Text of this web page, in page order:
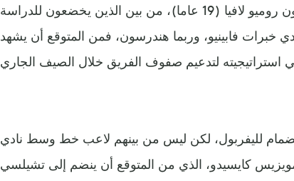
وطُرح اسم لاعب خط وسط ساوثهامبتون روميو لافيا (19 عاما)، من بين الذين يخضعون للدراسة
خبرات فابينيو، وربما هندرسون، فمن المتوقع أن يشهد
لليفربول، لكن ليس من بينهم لاعب خط وسط نادي